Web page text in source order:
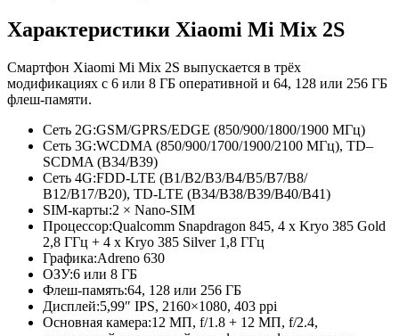
Характеристики Xiaomi Mi Mix 2S
Смартфон Xiaomi Mi Mix 2S выпускается в трёх
модификациях с 6 или 8 ГБ оперативной и 64, 128 или 256 ГБ
флеш-памяти.
Сеть 2G:GSM/GPRS/EDGE (850/900/1800/1900 МГц)
Сеть 3G:WCDMA (850/900/1700/1900/2100 МГц), TD–
SCDMA (B34/B39)
Сеть 4G:FDD-LTE (B1/B2/B3/B4/B5/B7/B8/
B12/B17/B20), TD-LTE (B34/B38/B39/B40/B41)
SIM-карты:2 × Nano-SIM
Процессор:Qualcomm Snapdragon 845, 4 x Kryo 385 Gold
2,8 ГГц + 4 x Kryo 385 Silver 1,8 ГГц
Графика:Adreno 630
ОЗУ:6 или 8 ГБ
Флеш-память:64, 128 или 256 ГБ
Дисплей:5,99″ IPS, 2160×1080, 403 ppi
Основная камера:12 МП, f/1.8 + 12 МП, f/2.4,